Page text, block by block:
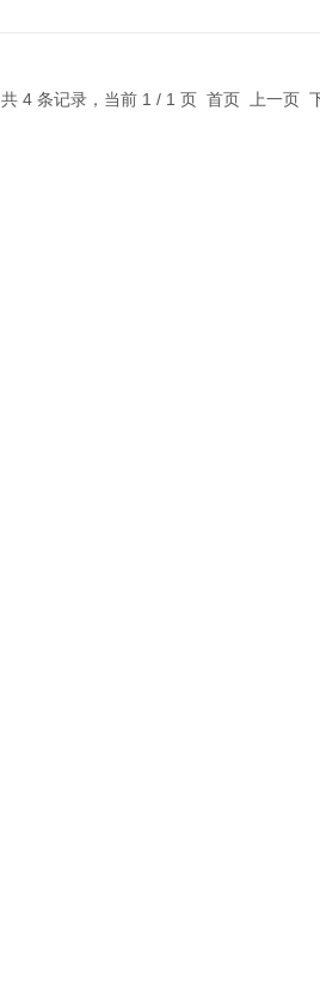
共 4 条记录，当前 1 / 1 页 首页 上一页